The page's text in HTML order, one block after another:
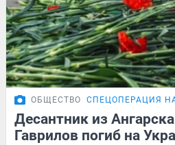
ОБЩЕСТВО СПЕЦОПЕРАЦИЯ
Десантник из
Гаврилов погиб на